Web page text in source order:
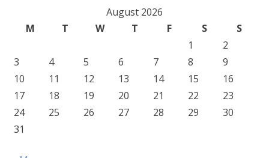
August 2026
M
T W T F S
S
1
2
3
4 5 6 7 8
9
10
11 12 13 14 15
16
17
18 19 20 21 22
23
24
25 26 27 28 29
30
31